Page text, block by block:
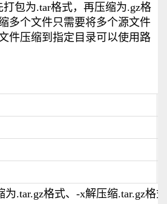
打包为.tar格式，再压缩为.gz格
多个文件只需要将多个源文件
件压缩到指定目录可以使用路
为.tar.gz格式、-x解压缩.tar.gz格